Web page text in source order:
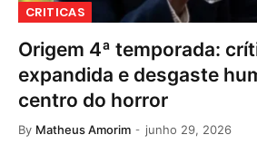
CRITICAS
Origem 4ª temporada:
expandida e desgaste
centro do horror
By Matheus Amorim junho 29, 2026